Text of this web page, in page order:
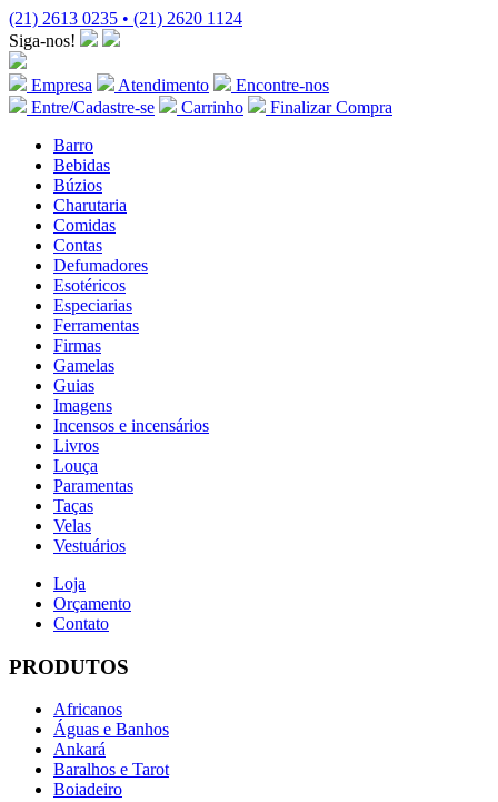
(21) 2613 0235 • (21) 2620 1124
Siga-nos!
Empresa Atendimento
Encontre-nos
Entre/Cadastre-se
Carrinho
Finalizar Compra
Barro
Bebidas
Búzios
Charutaria
Comidas
Contas
Defumadores
Esotéricos
Especiarias
Ferramentas
Firmas
Gamelas
Guias
Imagens
Incensos e incensários
Livros
Louça
Paramentas
Taças
Velas
Vestuários
Loja
Orçamento
Contato
PRODUTOS
Africanos
Águas e Banhos
Ankará
Baralhos e Tarot
Boiadeiro